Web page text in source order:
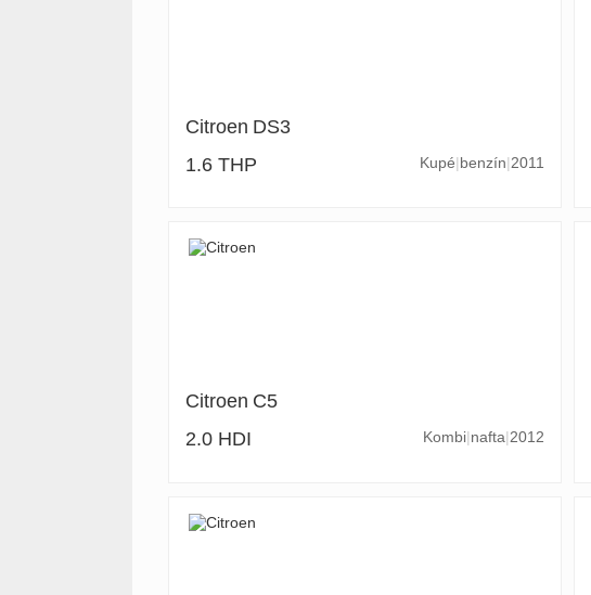
Citroen DS3
2011
1.6 THP benzín
Kupé
Citroen C5
2012
2.0 HDI nafta
Kombi